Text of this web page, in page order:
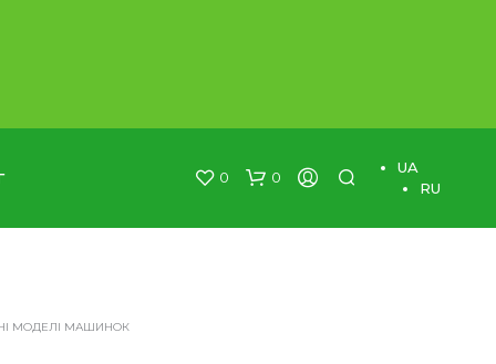
0 0
UA
RU
МОДЕЛІ МАШИНОК